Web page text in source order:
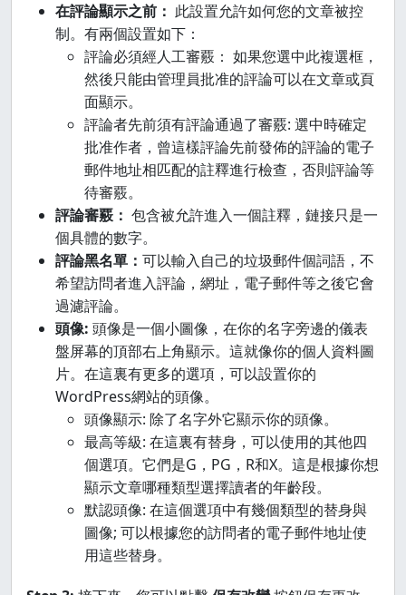
在評論顯示之前： 此設置允許如何您的文章被控
制。有兩個設置如下：
評論必須經人工審覈： 如果您選中此複選框，
然後只能由管理員批准的評論可以在文章或頁
面顯示。
評論者先前須有評論通過了審覈: 選中時確定
批准作者，曾這樣評論先前發佈的評論的電子
郵件地址相匹配的註釋進行檢查，否則評論等
待審覈。
評論審覈： 包含被允許進入一個註釋，鏈接只是一
個具體的數字。
評論黑名單： 可以輸入自己的垃圾郵件個詞語，不
希望訪問者進入評論，網址，電子郵件等之後它會
過濾評論。
頭像: 頭像是一個小圖像，在你的名字旁邊的儀表
盤屏幕的頂部右上角顯示。這就像你的個人資料圖
片。在這裏有更多的選項，可以設置你的
WordPress網站的頭像。
頭像顯示: 除了名字外它顯示你的頭像。
最高等級: 在這裏有替身，可以使用的其他四
個選項。它們是G，PG，R和X。這是根據你想
顯示文章哪種類型選擇讀者的年齡段。
默認頭像: 在這個選項中有幾個類型的替身與
圖像; 可以根據您的訪問者的電子郵件地址使
用這些替身。